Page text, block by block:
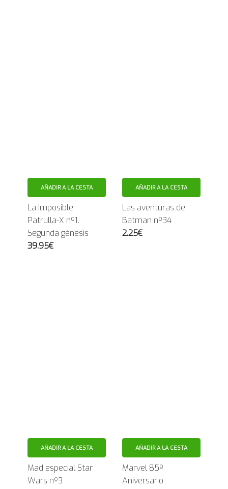
AÑADIR A LA CESTA
La Imposible
Patrulla-X nº1.
Segunda génesis
39.95€
AÑADIR A LA CESTA
Las aventuras de
Batman nº34
2.25€
AÑADIR A LA CESTA
Mad especial Star
Wars nº3
AÑADIR A LA CESTA
Marvel 85º
Aniversario